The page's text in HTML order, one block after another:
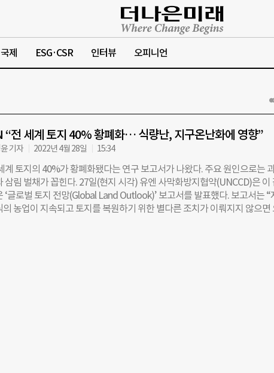
국제 ESG·CSR 인터뷰 오피니언
“전 세계 토지 40% 황폐화… 식량난, 지구온난화에 영향”
기자 2022년 4월 28일 15:34
계 토지의 40%가 황폐화됐다는 연구 보고서가 나왔다. 주요 원인으로는
삼림 벌채가 꼽힌다. 27일(현지 시각) 유엔 사막화방지협약(UNCCD)은 이
‘글로벌 토지 전망(Global Land Outlook)’ 보고서를 발표했다. 보고서는 “
의 농업이 지속되고 토지를 복원하기 위한 별다른 조치가 이뤄지지 않으면